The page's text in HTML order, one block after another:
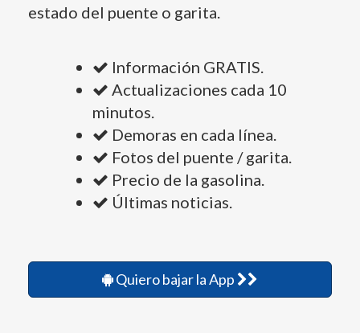
estado del puente o garita.
Información GRATIS.
Actualizaciones cada 10
minutos.
Demoras en cada línea.
Fotos del puente / garita.
Precio de la gasolina.
Últimas noticias.
Quiero bajar la App